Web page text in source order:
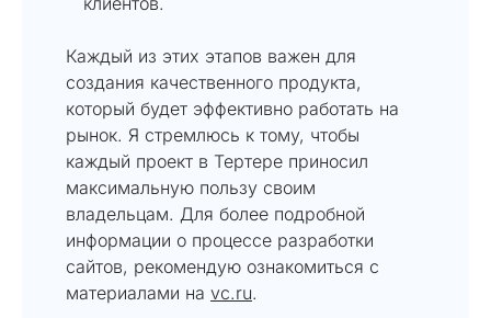
Каждый из этих этапов важен для
создания качественного продукта,
который будет эффективно работать на
рынок. Я стремлюсь к тому, чтобы
каждый проект в Тертере приносил
максимальную пользу своим
владельцам. Для более подробной
информации о процессе разработки
сайтов, рекомендую ознакомиться с
материалами на vc.ru.